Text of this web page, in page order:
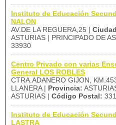
Instituto de Educación
NALON
AV.DE LA REGUERA,25 |
ASTURIAS | PRINCIPADO DE
33930
Centro Privado con varias
General LOS ROBLES
CTRA.ADANERO GIJON,
LLANERA | Provincia:
ASTURIAS | Código Postal:
Instituto de Educación
LASTRA